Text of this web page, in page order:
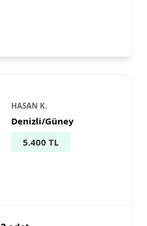
HASAN K.
Denizli/Güney
5.400 TL